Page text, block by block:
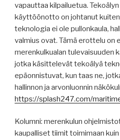
vapauttaa kilpailuetua.
käyttöönotto on johtanut
teknologia ei ole pullonkaula,
valmius ovat. Tämä erottelu on
merenkulkualan tulevaisuuden
jotka käsittelevät tekoälyä
epäonnistuvat, kun taas ne,
hallinnon ja arvonluonnin
https://splash247.com/
Kolumni: merenkulun
kaupalliset tiimit toimimaan